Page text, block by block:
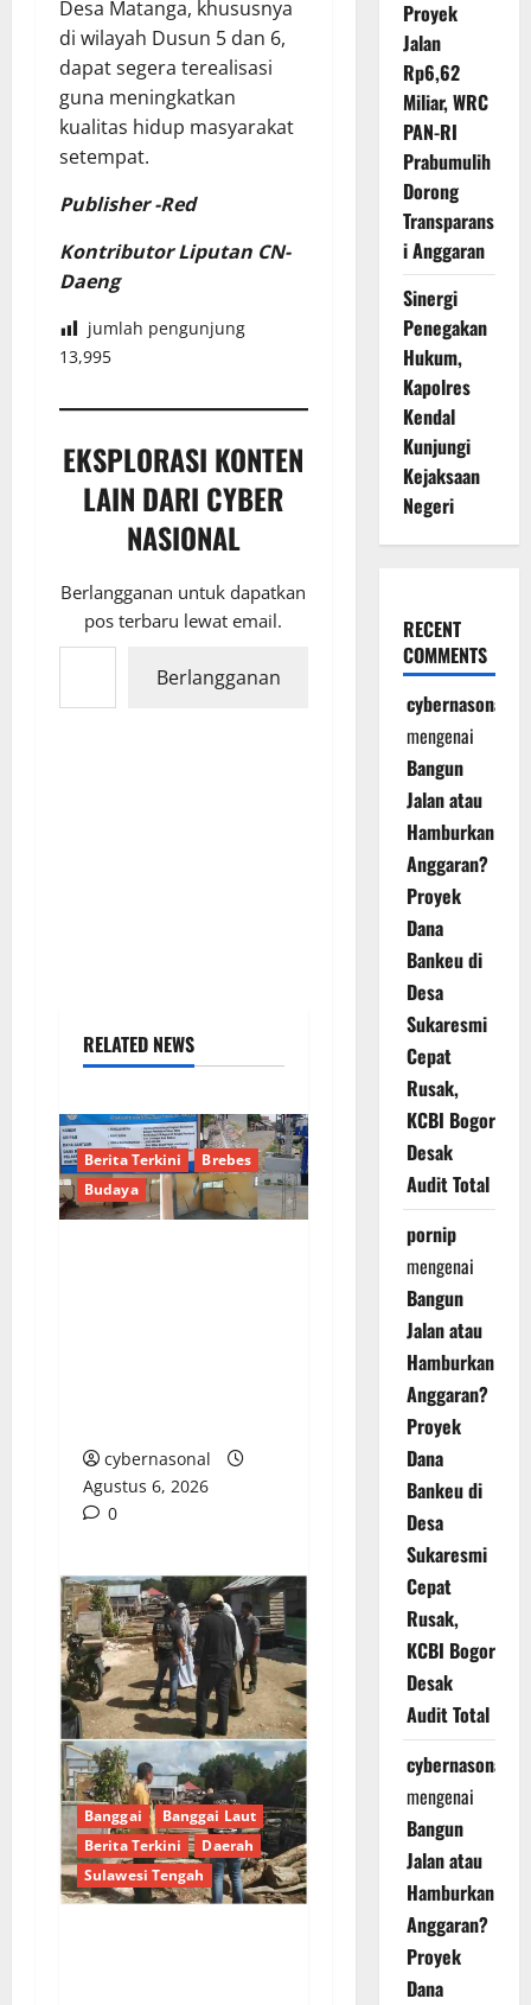
Desa Matanga, khususnya
di wilayah Dusun 5 dan 6,
dapat segera terealisasi
guna meningkatkan
kualitas hidup masyarakat
setempat.
Publisher -Red
Kontributor Liputan CN-
Daeng
jumlah pengunjung
13,995
EKSPLORASI KONTEN
LAIN DARI CYBER
NASIONAL
Berlangganan untuk dapatkan
pos terbaru lewat email.
Ketikkan email Anda...
Berlangganan
RELATED NEWS
Berita Terkini
Brebes
Budaya
cybernasonal
Agustus 6, 2026
0
Banggai
Banggai Laut
Berita Terkini
Daerah
Sulawesi Tengah
Proyek
Jalan
Rp6,62
Miliar, WRC
PAN-RI
Prabumulih
Dorong
Transparans
i Anggaran
Sinergi
Penegakan
Hukum,
Kapolres
Kendal
Kunjungi
Kejaksaan
Negeri
RECENT
COMMENTS
cybernasonal
mengenai
Bangun
Jalan atau
Hamburkan
Anggaran?
Proyek
Dana
Bankeu di
Desa
Sukaresmi
Cepat
Rusak,
KCBI Bogor
Desak
Audit Total
pornip
mengenai
Bangun
Jalan atau
Hamburkan
Anggaran?
Proyek
Dana
Bankeu di
Desa
Sukaresmi
Cepat
Rusak,
KCBI Bogor
Desak
Audit Total
cybernasonal
mengenai
Bangun
Jalan atau
Hamburkan
Anggaran?
Proyek
Dana